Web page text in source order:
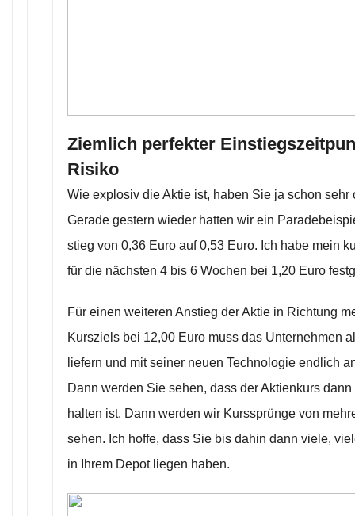
Ziemlich perfekter
Risiko
Wie explosiv die Aktie ist, haben Sie ja schon sehr
Gerade gestern wieder hatten wir ein
stieg von 0,36 Euro auf 0,53 Euro. Ich habe mein
für die nächsten 4 bis 6 Wochen bei 1,20 Euro
Für einen weiteren Anstieg der Aktie in Richtung
Kursziels bei 12,00 Euro muss das Unternehmen
liefern und mit seiner neuen Technologie endlich
Dann werden Sie sehen, dass der Aktienkurs
halten ist. Dann werden wir Kurssprünge von
sehen. Ich hoffe, dass Sie bis dahin dann viele,
in Ihrem Depot liegen haben.